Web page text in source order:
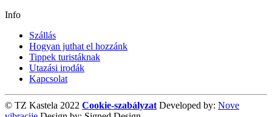
Info
Szállás
Hogyan juthat el hozzánk
Tippek turistáknak
Utazási irodák
Kapcsolat
© TZ Kastela 2022 Cookie-szabályzat Developed by: Nove